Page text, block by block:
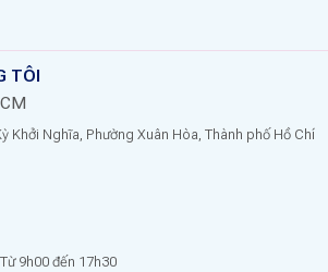
TÔI
Khởi Nghĩa, Phường Xuân Hòa, Thành phố Hồ Chí
9h00 đến 17h30